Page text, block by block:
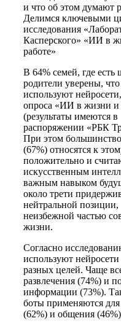
и что об этом думают
Делимся ключевыми
исследования
Касперского» «ИИ в
работе»
В 64% семей, где есть
родители уверены,
используют
опроса «ИИ в жизни и
(результаты имеются в
распоряжении «РБК
При этом
(67%) относятся к
положительно и
искусственным
важным навыком
около трети
нейтральной
неизбежной частью
жизни.
Согласно
используют
разных целей. Чаще
развлечения (74%) и
информации (73%).
боты применяются
(62%) и общения